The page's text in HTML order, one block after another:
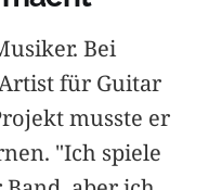
Bei
für Guitar
musste er
"Ich spiele